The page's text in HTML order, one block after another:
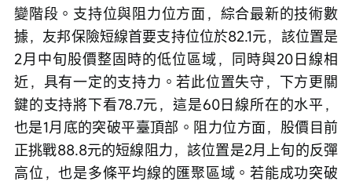
變階段。支持位與阻力位方面，綜合最新的技術數
據，友邦保險短線首要支持位位於82.1元，該位置是
2月中旬股價整固時的低位區域，同時與20日線相
近，具有一定的支持力。若此位置失守，下方更關
鍵的支持將下看78.7元，這是60日線所在的水平，
也是1月底的突破平臺頂部。阻力位方面，股價目前
正挑戰88.8元的短線阻力，該位置是2月上旬的反彈
高位，也是多條平均線的匯聚區域。若能成功突破